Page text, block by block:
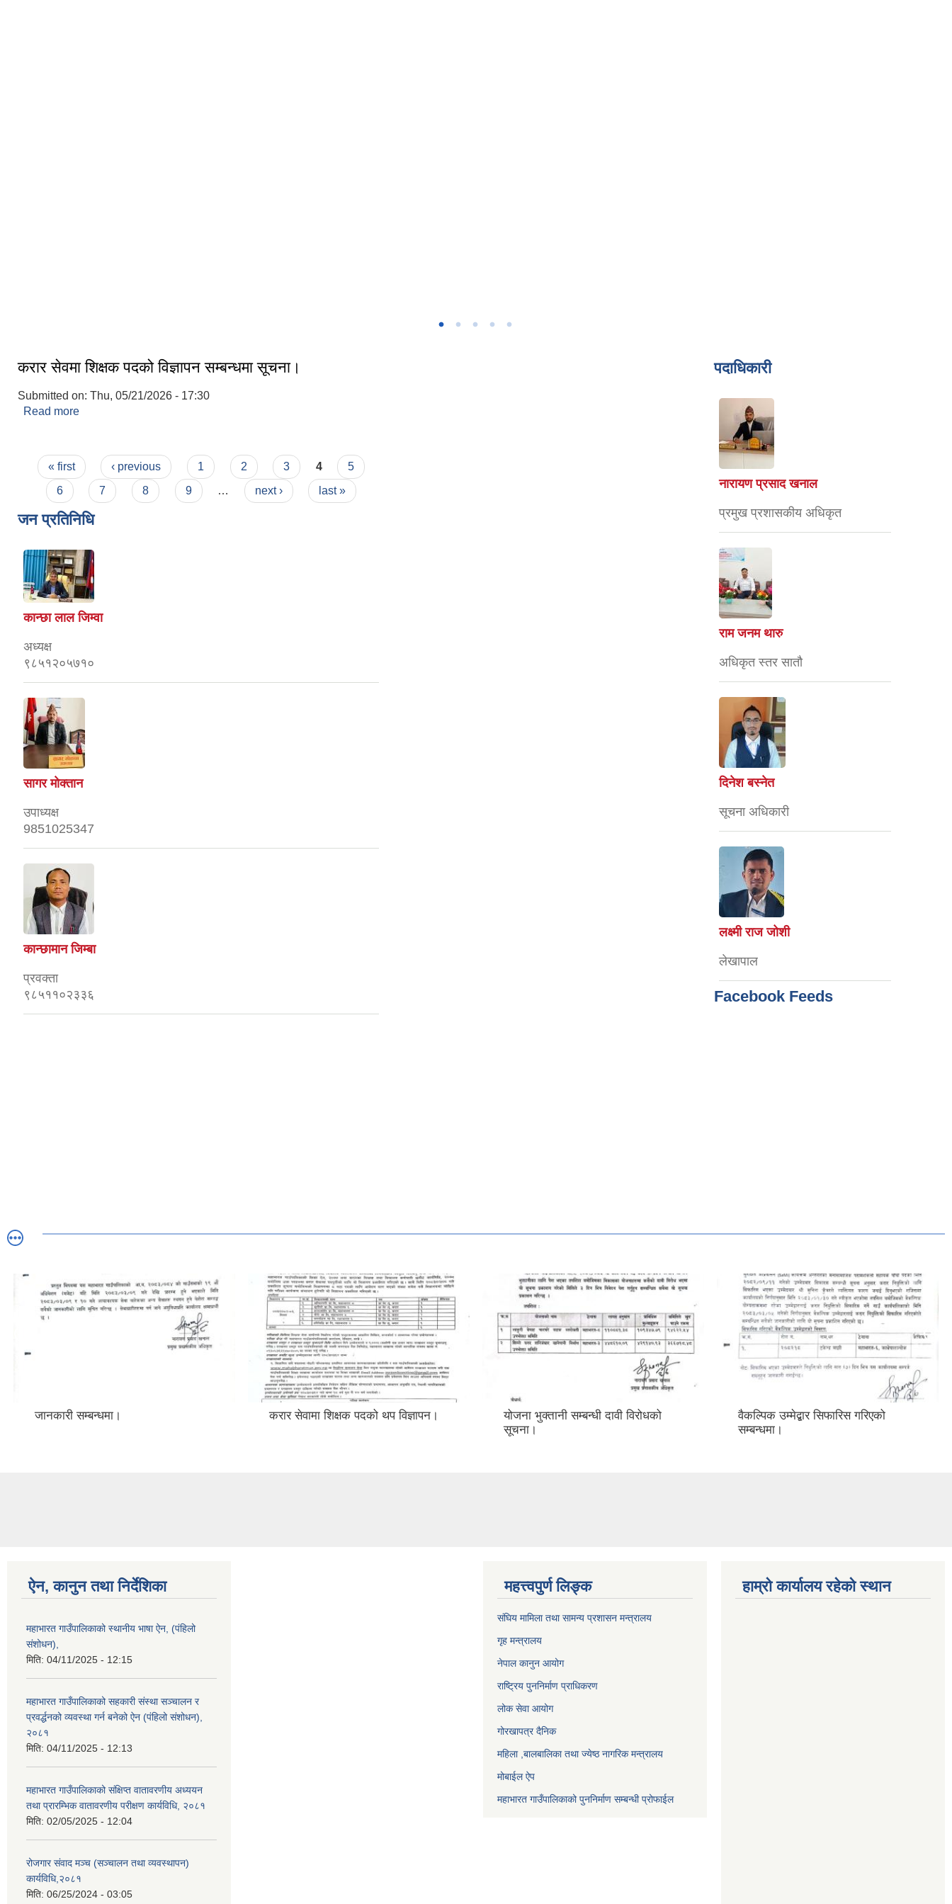
करार सेवमा शिक्षक पदको विज्ञापन सम्बन्धमा सूचना।
Submitted on: Thu, 05/21/2026 - 17:30
Read more
Pages
« first ‹ previous 1 2 3 4
5
6
7 8 9 … next › last »
जन प्रतिनिधि
कान्छा लाल जिम्वा
अध्यक्ष
९८५१२०५७१०
सागर माेक्तान
उपाध्यक्ष
9851025347
कान्छामान जिम्बा
प्रवक्ता
९८५११०२३३६
पदाधिकारी
नारायण प्रसाद खनाल
प्रमुख प्रशासकीय अधिकृत
राम जनम थारु
अधिकृत स्तर सातौ
दिनेश बस्नेत
सूचना अधिकारी
लक्ष्मी राज जोशी
लेखापाल
Facebook Feeds
जानकारी सम्बन्धमा। करार सेवामा शिक्षक पदको थप विज्ञापन।
योजना भुक्तानी सम्बन्धी दावी विरोधको
सूचना।
वैकल्पिक उम्मेद्बार सिफारिस गरिएको
सम्बन्धमा।
ऐन, कानुन तथा निर्देशिका
महाभारत गाउँपालिकाको स्थानीय भाषा ऐन, (पंहिलो
संशोधन),
मिति: 04/11/2025 - 12:15
महाभारत गाउँपालिकाको सहकारी संस्था सञ्चालन र
प्रवर्द्धनको व्यवस्था गर्न बनेको ऐन (पंहिलो संशोधन),
२०८१
मिति: 04/11/2025 - 12:13
महाभारत गाउँपालिकाको संक्षिप्त वातावरणीय अध्ययन
तथा प्रारम्भिक वातावरणीय परीक्षण कार्यविधि, २०८१
मिति: 02/05/2025 - 12:04
रोजगार संवाद मञ्च (सञ्चालन तथा व्यवस्थापन)
कार्यविधि,२०८१
मिति: 06/25/2024 - 03:05
महत्त्वपुर्ण लिङ्क
संघिय मामिला तथा सामन्य प्रशासन मन्त्रालय
गृह मन्त्रालय
नेपाल कानुन आयोग
राष्ट्रिय पुननिर्माण प्राधिकरण
लोक सेवा आयोग
गोरखापत्र दैनिक
महिला ,बालबालिका तथा ज्येष्ठ नागरिक मन्त्रालय
मोबाईल ऐप
महाभारत गाउँपालिकाको पुननिर्माण सम्बन्धी प्रोफाईल
हाम्रो कार्यालय रहेको स्थान